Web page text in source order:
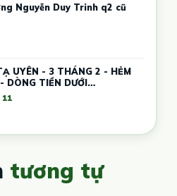
Nguyễn Duy Trinh q2 cũ
UYÊN - 3 THÁNG 2 - HẺM
DÒNG TIỀN DƯỚI
-
11
tương tự